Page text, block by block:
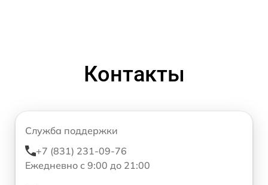
Контакты
Служба поддержки
+7 (831) 231-09-76
Ежедневно с 9:00 до 21:00